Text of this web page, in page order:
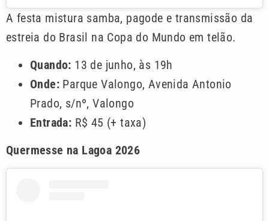
A festa mistura samba, pagode e transmissão da
estreia do Brasil na Copa do Mundo em telão.
Quando: 13 de junho, às 19h
Onde: Parque Valongo, Avenida Antonio
Prado, s/nº, Valongo
Entrada: R$ 45 (+ taxa)
Quermesse na Lagoa 2026